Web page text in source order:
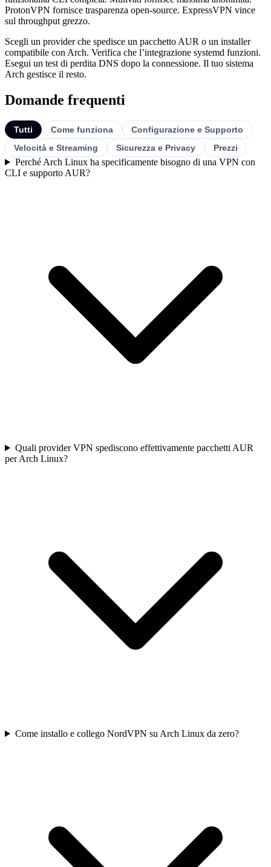
ProtonVPN fornisce trasparenza open-source. ExpressVPN vince
sul throughput grezzo.
Scegli un provider che spedisce un pacchetto AUR o un installer
compatibile con Arch. Verifica che l’integrazione systemd funzioni.
Esegui un test di perdita DNS dopo la connessione. Il tuo sistema
Arch gestisce il resto.
Domande frequenti
Tutti Come funziona
Configurazione e Supporto
Velocità e Streaming
Sicurezza e Privacy Prezzi
Perché Arch Linux ha specificamente bisogno di una VPN con
CLI e supporto AUR?
Quali provider VPN spediscono effettivamente pacchetti AUR
per Arch Linux?
Come installo e collego NordVPN su Arch Linux da zero?